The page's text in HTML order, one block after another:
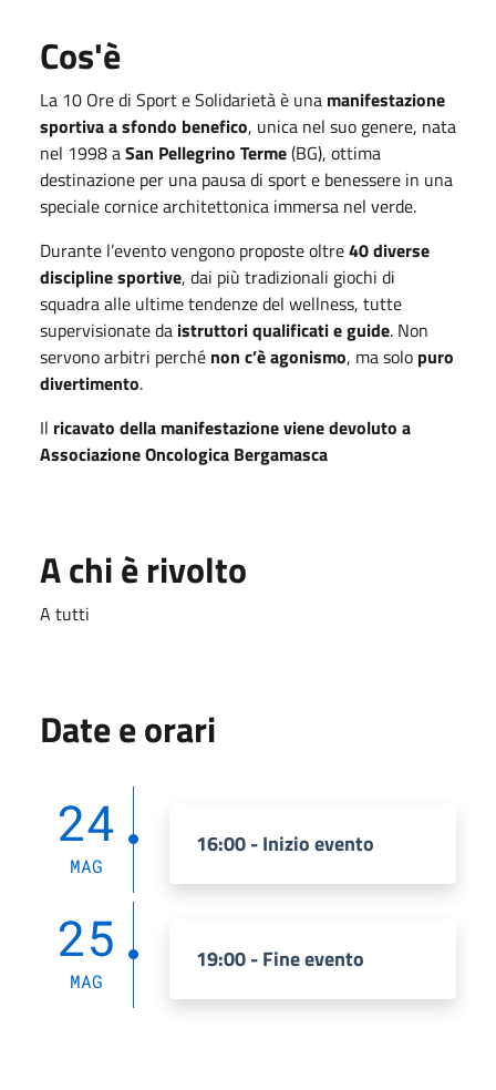
Cos'è
La 10 Ore di Sport e Solidarietà è una manifestazione
sportiva a sfondo benefico, unica nel suo genere, nata
nel 1998 aSan Pellegrino Terme(BG), ottima
destinazione per una pausa di sport e benessere in una
speciale cornice architettonica immersa nel verde.
Durante l’evento vengono proposte oltre40 diverse
discipline sportive, dai più tradizionali giochi di
squadra alle ultime tendenze del wellness, tutte
supervisionate da istruttori qualificati e guide. Non
servono arbitri perché non c’è agonismo, ma solo puro
divertimento.
Il ricavato della manifestazione viene devoluto a
Associazione Oncologica Bergamasca
A chi è rivolto
A tutti
Date e orari
24
MAG
16:00 - Inizio evento
25
MAG
19:00 - Fine evento